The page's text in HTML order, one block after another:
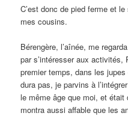
C’est donc de pied ferme et
mes cousins.
Bérengère, l’aînée, me
par s’intéresser aux
premier temps, dans les
dura pas, je parvins à
le même âge que moi, et
montra aussi affable que les